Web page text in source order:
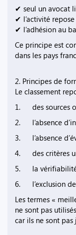
✔ seul un avocat
✔ l’activité
✔ l’adhésion au
Ce principe est
dans les pays
2. Principes de
Le classement
1. des sources
2. l’absence
3. l’absence
4. des critères
5. la vérifiabilité
6. l’exclusion
Les termes «
ne sont pas
car ils ne sont